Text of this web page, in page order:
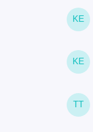
KE
KE
TT